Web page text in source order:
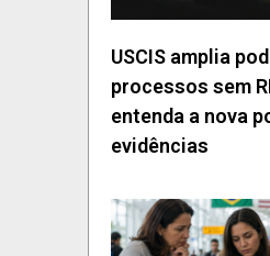
USCIS amplia
processos sem
entenda a nova
evidências